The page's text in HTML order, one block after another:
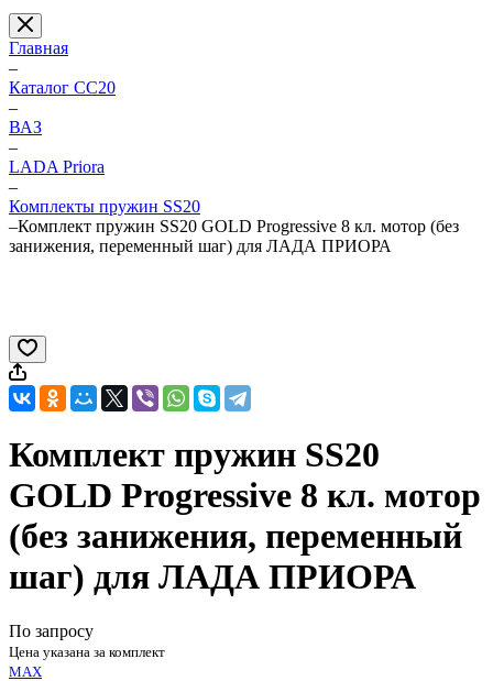
Главная
–
Каталог CC20
–
ВАЗ
–
LADA Priora
–
Комплекты пружин SS20
–Комплект пружин SS20 GOLD Progressive 8 кл. мотор (без
занижения, переменный шаг) для ЛАДА ПРИОРА
Комплект пружин SS20
GOLD Progressive 8 кл. мотор
(без занижения, переменный
шаг) для ЛАДА ПРИОРА
По запросу
Цена указана за комплект
MAX